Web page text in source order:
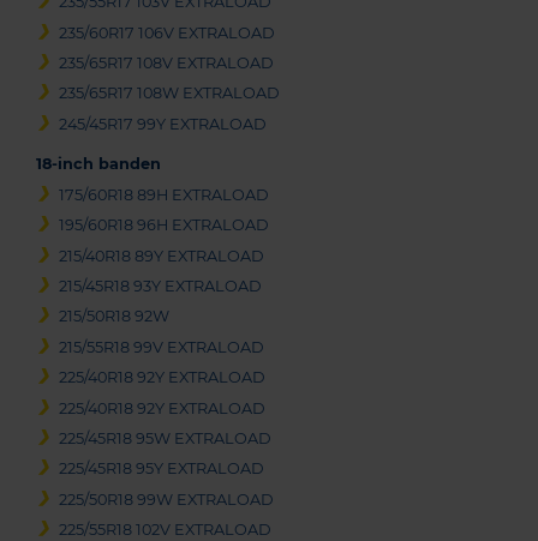
235/60R17 106V EXTRALOAD
235/65R17 108V EXTRALOAD
235/65R17 108W EXTRALOAD
245/45R17 99Y EXTRALOAD
18-inch banden
175/60R18 89H EXTRALOAD
195/60R18 96H EXTRALOAD
215/40R18 89Y EXTRALOAD
215/45R18 93Y EXTRALOAD
215/50R18 92W
215/55R18 99V EXTRALOAD
225/40R18 92Y EXTRALOAD
225/40R18 92Y EXTRALOAD
225/45R18 95W EXTRALOAD
225/45R18 95Y EXTRALOAD
225/50R18 99W EXTRALOAD
225/55R18 102V EXTRALOAD